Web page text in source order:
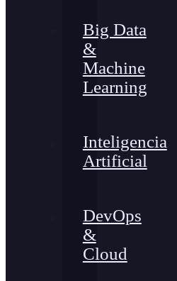
Big Data
&
Machine
Learning
Inteligencia
Artificial
DevOps
&
Cloud